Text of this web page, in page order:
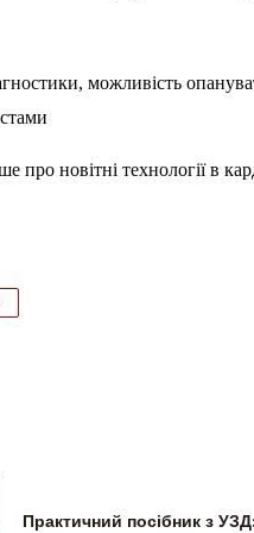
можливість
про новітні технології в
Практичний посібник з